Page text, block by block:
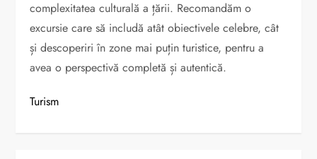
complexitatea culturală a țării. Recomandăm o
excursie care să includă atât obiectivele celebre, cât
și descoperiri în zone mai puțin turistice, pentru a
avea o perspectivă completă și autentică.
Turism